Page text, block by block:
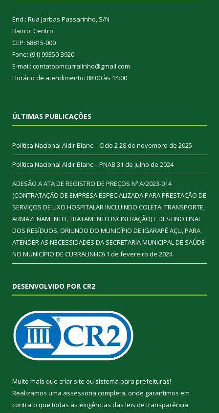
End.: Rua Jarbas Passarinho, S/N
Bairro: Centro
CEP: 68815-000
Fone: (91) 99350-3920
E-mail: contatopmcurralinho@gmail.com
Horário de atendimento: 08:00 às 14:00
ÚLTIMAS PUBLICAÇÕES
Política Nacional Aldir Blanc – Ciclo 228 de novembro de 2025
Política Nacional Aldir Blanc – PNAB 31 de julho de 2024
ADESÃO A ATA DE REGISTRO DE PREÇOS Nº A/2023-014
(CONTRATAÇÃO DE EMPRESA ESPECIALIZADA PARA PRESTAÇÃO DE
SERVIÇOS DE LIXO HOSPITALAR INCLUINDO COLETA, TRANSPORTE,
ARMAZENAMENTO, TRATAMENTO INCINERAÇÃO) E DESTINO FINAL
DOS RESÍDUOS, ORIUNDO DO MUNICÍPIO DE IGARAPÉ AÇU, PARA
ATENDER AS NECESSIDADES DA SECRETARIA MUNICIPAL DE SAÚDE
NO MUNICÍPIO DE CURRALINHO) 1 de fevereiro de 2024
DESENVOLVIDO POR CR2
Muito mais que criar site ou sistema para prefeituras!
Realizamos uma assessoria completa, onde garantimos em
contrato que todas as exigências das leis de transparência